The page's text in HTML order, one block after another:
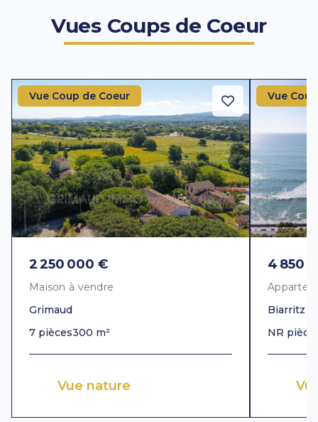
Vues Coups de Coeur
Vue Coup de Coeur
2 250 000 €
Maison à vendre
Grimaud
7 pièces300 m²
Vue nature
Vue
4 850
Biarritz
NR pièce